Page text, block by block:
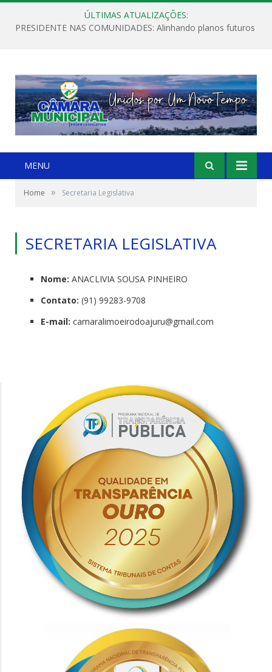
ÚLTIMAS ATUALIZAÇÕES:
PRESIDENTE NAS COMUNIDADES: Alinhando planos futuros
MENU
Home » Secretaria Legislativa
SECRETARIA LEGISLATIVA
Nome: ANACLIVIA SOUSA PINHEIRO
Contato: (91) 99283-9708
E-mail: camaralimoeirodoajuru@gmail.com